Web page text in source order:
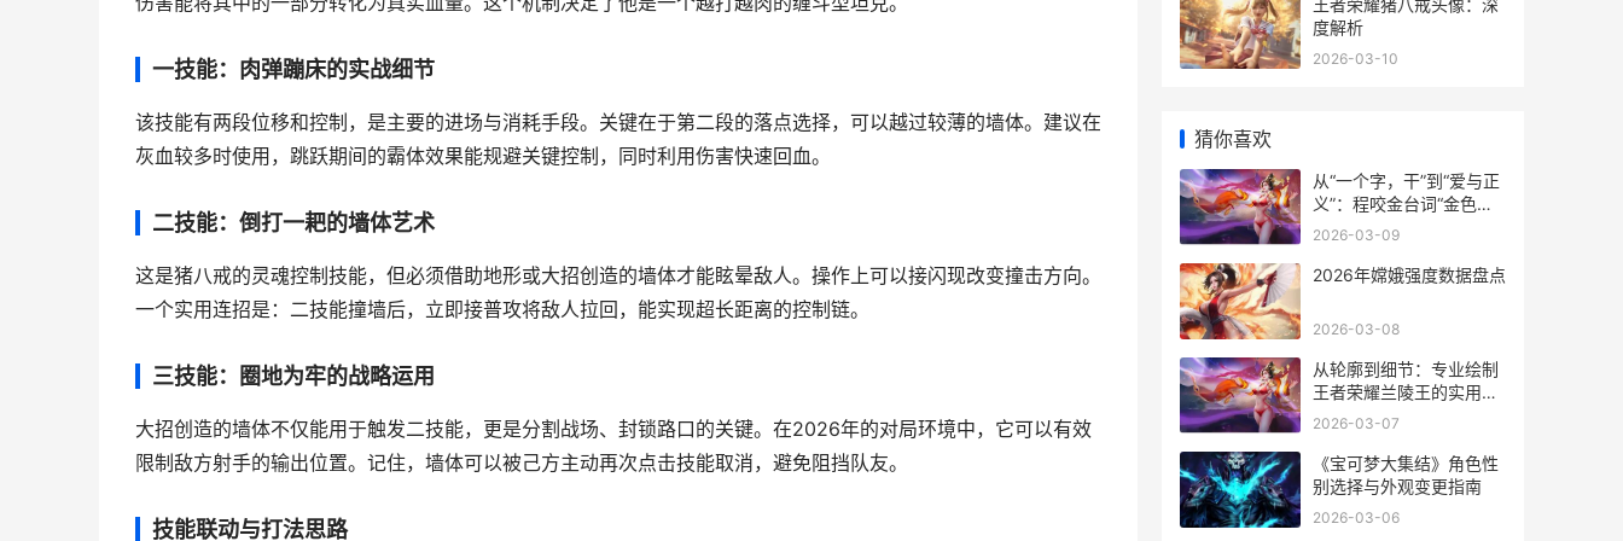
一技能：肉弹蹦床的实战细节
该技能有两段位移和控制，是主要的进场与消耗手段。关键在于第二段的落点选择，可以越过较薄的墙体。建议在
灰血较多时使用，跳跃期间的霸体效果能规避关键控制，同时利用伤害快速回血。
二技能：倒打一耙的墙体艺术
这是猪八戒的灵魂控制技能，但必须借助地形或大招创造的墙体才能眩晕敌人。操作上可以接闪现改变撞击方向。
一个实用连招是：二技能撞墙后，立即接普攻将敌人拉回，能实现超长距离的控制链。
三技能：圈地为牢的战略运用
大招创造的墙体不仅能用于触发二技能，更是分割战场、封锁路口的关键。在2026年的对局环境中，它可以有效
限制敌方射手的输出位置。记住，墙体可以被己方主动再次点击技能取消，避免阻挡队友。
技能联动与打法思路
王者荣耀猪八戒头像：深
度解析
2026-03-10
猜你喜欢
从“一个字，干”到“爱与正
义”：程咬金台词“金色传
说”的实战密码
2026-03-09
2026年嫦娥强度数据盘点
2026-03-08
从轮廓到细节：专业绘制
王者荣耀兰陵王的实用指
南
2026-03-07
《宝可梦大集结》角色性
别选择与外观变更指南
2026-03-06